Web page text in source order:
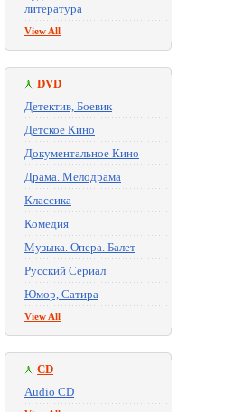
литература
View All
DVD
Детектив, Боевик
Детское Кино
Документальное Кино
Драма. Мелодрама
Классика
Комедия
Музыка. Опера. Балет
Русский Сериал
Юмор, Сатира
View All
CD
Audio CD